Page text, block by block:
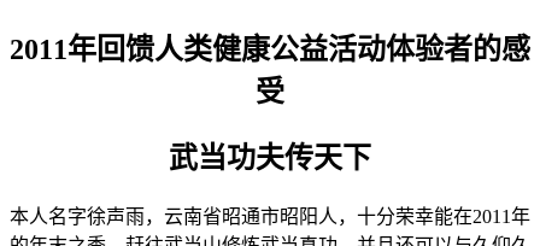
2011年回馈人类健康公益活动体验者的感
受
武当功夫传天下
本人名字徐声雨，云南省昭通市昭阳人，十分荣幸能在2011年